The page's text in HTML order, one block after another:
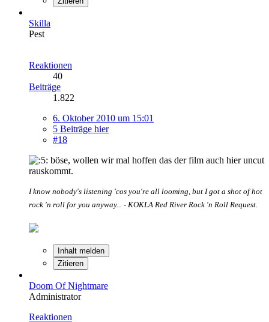
Skilla
Pest
Reaktionen
40
Beiträge
1.822
6. Oktober 2010 um 15:01
5 Beiträge hier
#18
böse, wollen wir mal hoffen das der film auch hier uncut
rauskommt.
I know nobody's listening 'cos you're all looming, but I got a shot of hot
rock 'n roll for you anyway... - KOKLA Red River Rock 'n Roll Request.
Inhalt melden
Zitieren
Doom Of Nightmare
Administrator
Reaktionen